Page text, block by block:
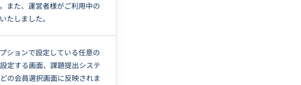
また、運営者様がご利用中の
たしました。
ションで設定している任意の
定する画面、課題提出システ
の会員選択画面に反映されま